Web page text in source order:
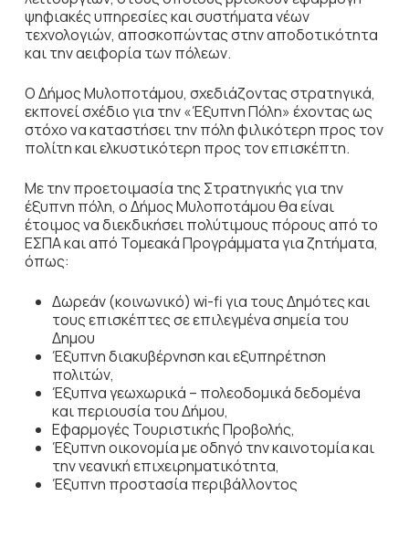
ψηφιακές υπηρεσίες και συστήματα νέων
τεχνολογιών, αποσκοπώντας στην αποδοτικότητα
και την αειφορία των πόλεων.
Ο Δήμος Μυλοποτάμου, σχεδιάζοντας στρατηγικά,
εκπονεί σχέδιο για την «Έξυπνη Πόλη» έχοντας ως
στόχο να καταστήσει την πόλη φιλικότερη προς τον
πολίτη και ελκυστικότερη προς τον επισκέπτη.
Με την προετοιμασία της Στρατηγικής για την
έξυπνη πόλη, ο Δήμος Μυλοποτάμου θα είναι
έτοιμος να διεκδικήσει πολύτιμους πόρους από το
ΕΣΠΑ και από Τομεακά Προγράμματα για ζητήματα,
όπως:
Δωρεάν (κοινωνικό) wi-fi για τους Δημότες και
τους επισκέπτες σε επιλεγμένα σημεία του
Δημου
Έξυπνη διακυβέρνηση και εξυπηρέτηση
πολιτών,
Έξυπνα γεωχωρικά – πολεοδομικά δεδομένα
και περιουσία του Δήμου,
Εφαρμογές Τουριστικής Προβολής,
Έξυπνη οικονομία με οδηγό την καινοτομία και
την νεανική επιχειρηματικότητα,
Έξυπνη προστασία περιβάλλοντος